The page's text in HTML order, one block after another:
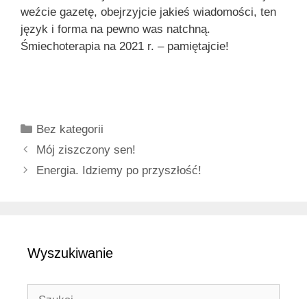
weźcie gazetę, obejrzyjcie jakieś wiadomości, ten
język i forma na pewno was natchną.
Śmiechoterapia na 2021 r. – pamiętajcie!
Kategorie
Bez kategorii
Mój ziszczony sen!
Energia. Idziemy po przyszłość!
Wyszukiwanie